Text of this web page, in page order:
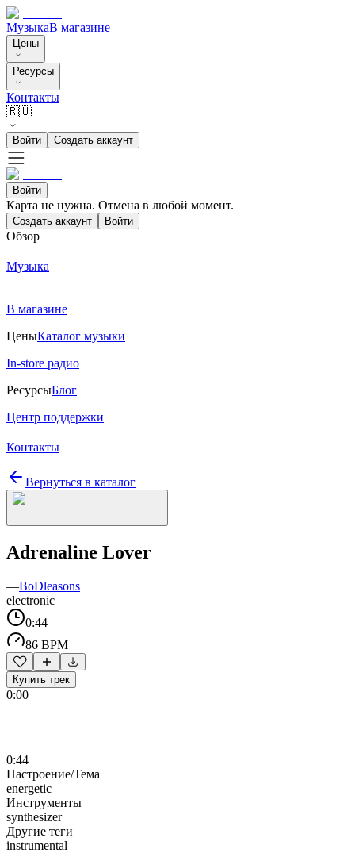
МузыкаВ магазине
Цены
Ресурсы
Контакты
🇷🇺
Войти Создать аккаунт
Войти
Карта не нужна. Отмена в любой момент.
Создать аккаунт Войти
Обзор
Музыка
В магазине
ЦеныКаталог музыки
In-store радио
РесурсыБлог
Центр поддержки
Контакты
Вернуться в каталог
Adrenaline Lover
—BoDleasons
electronic
0:44
86 BPM
Купить трек
0:00
0:44
Настроение/Тема
energetic
Инструменты
synthesizer
Другие теги
instrumental